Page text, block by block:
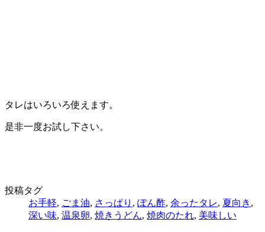
タレはいろいろ使えます。
是非一度お試し下さい。
投稿タグ
お手軽, ごま油, さっぱり , ぽん酢, 余ったタレ, 夏向き ,
深い味, 温泉卵, 焼きうどん, 焼肉のたれ, 美味しい